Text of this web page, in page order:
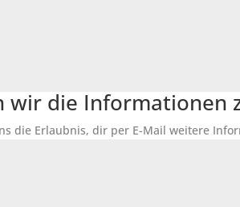
wir die Informationen
die Erlaubnis, dir per E-Mail weitere